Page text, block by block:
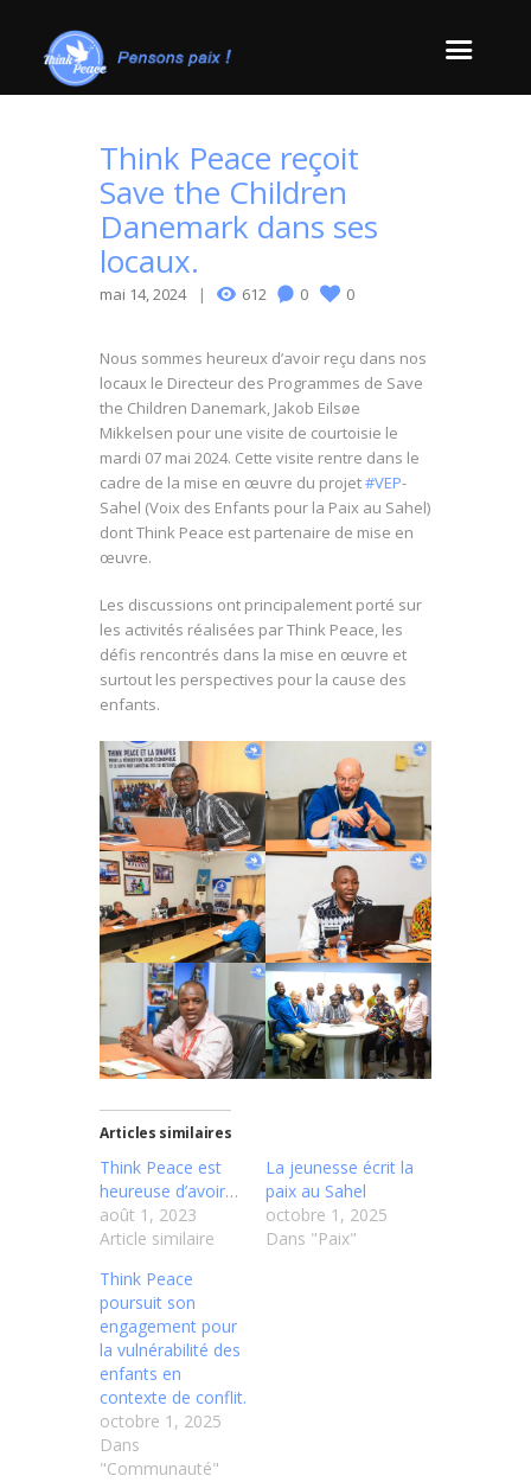
Think Peace reçoit
Save the Children
Danemark dans ses
locaux.
mai 14, 2024 612 0 0
Nous sommes heureux d’avoir reçu dans nos
locaux le Directeur des Programmes de Save
the Children Danemark, Jakob Eilsøe
Mikkelsen pour une visite de courtoisie le
mardi 07 mai 2024. Cette visite rentre dans le
cadre de la mise en œuvre du projet#VEP-
Sahel (Voix des Enfants pour la Paix au Sahel)
dont Think Peace est partenaire de mise en
œuvre.
Les discussions ont principalement porté sur
les activités réalisées par Think Peace, les
défis rencontrés dans la mise en œuvre et
surtout les perspectives pour la cause des
enfants.
Articles similaires
Think Peace est
heureuse d’avoir…
août 1, 2023
Article similaire
La jeunesse écrit la
paix au Sahel
octobre 1, 2025
Dans "Paix"
Think Peace
poursuit son
engagement pour
la vulnérabilité des
enfants en
contexte de conflit.
octobre 1, 2025
Dans
"Communauté"